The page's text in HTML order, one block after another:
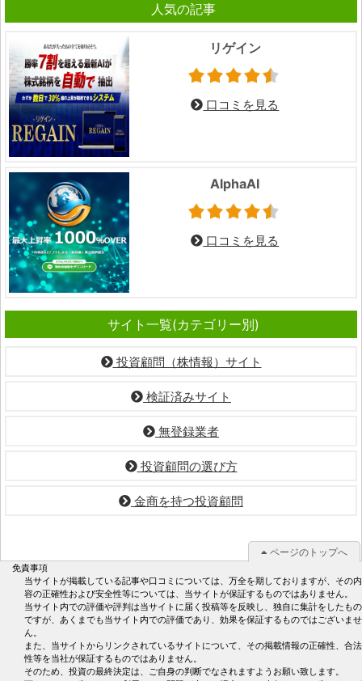
人気の記事
リゲイン
口コミを見る
AlphaAI
口コミを見る
サイト一覧(カテゴリー別)
投資顧問（株情報）サイト
検証済みサイト
無登録業者
投資顧問の選び方
金商を持つ投資顧問
免責事項
当サイトが掲載している記事や口コミについては、万全を期しておりますが、その内
容の正確性および安全性等については、当サイトが保証するものではありません。
当サイト内での評価や評判は当サイトに届く投稿等を反映し、独自に集計をしたもの
ですが、あくまでも当サイト内での評価であり、効果を保証するものではございませ
ん。
また、当サイトからリンクされているサイトについて、その掲載情報の正確性、合法
性等を当社が保証するものではありません。
そのため、投資の最終決定は、ご自身の判断でなされますようお願い致します。
ページのトップへ